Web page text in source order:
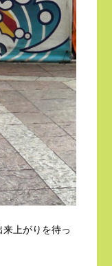
上がりを待っ